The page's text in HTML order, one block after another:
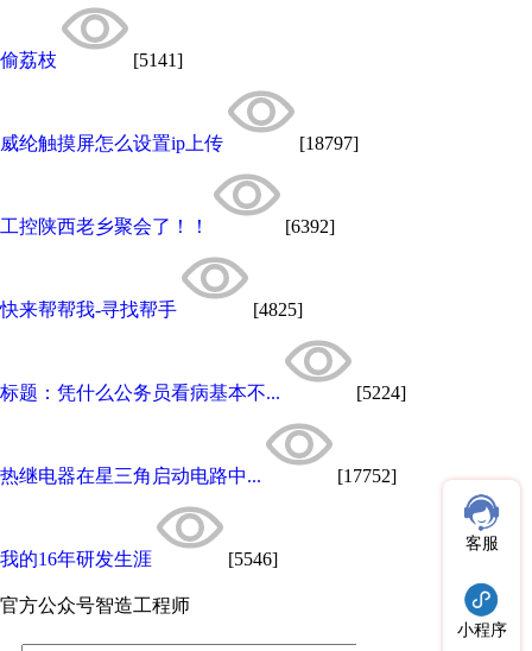
偷荔枝 [5141]
威纶触摸屏怎么设置ip上传 [18797]
工控陕西老乡聚会了！！ [6392]
快来帮帮我-寻找帮手 [4825]
标题：凭什么公务员看病基本不... [5224]
热继电器在星三角启动电路中... [17752]
我的16年研发生涯 [5546]
官方公众号智造工程师
客服
小程序